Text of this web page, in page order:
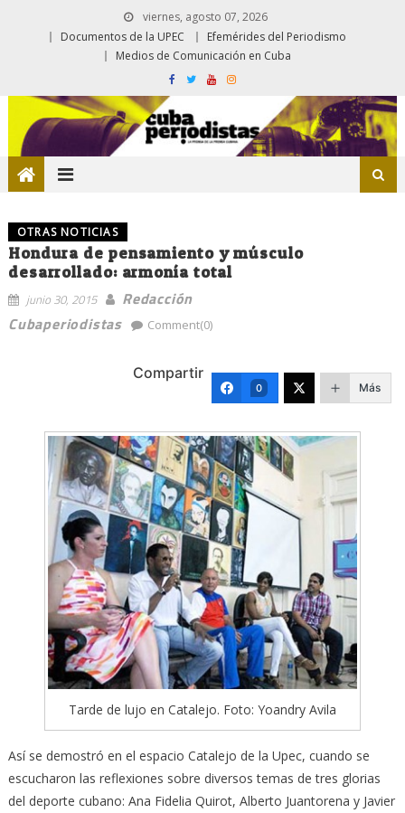
viernes, agosto 07, 2026
Documentos de la UPEC
Efemérides del Periodismo
Medios de Comunicación en Cuba
OTRAS NOTICIAS
Hondura de pensamiento y músculo
desarrollado: armonía total
junio 30, 2015
Redacción
Cubaperiodistas
Comment(0)
Compartir
0 Más
Tarde de lujo en Catalejo. Foto: Yoandry Avila
Así se demostró en el espacio Catalejo de la Upec, cuando se
escucharon las reflexiones sobre diversos temas de tres glorias
del deporte cubano: Ana Fidelia Quirot, Alberto Juantorena y Javier